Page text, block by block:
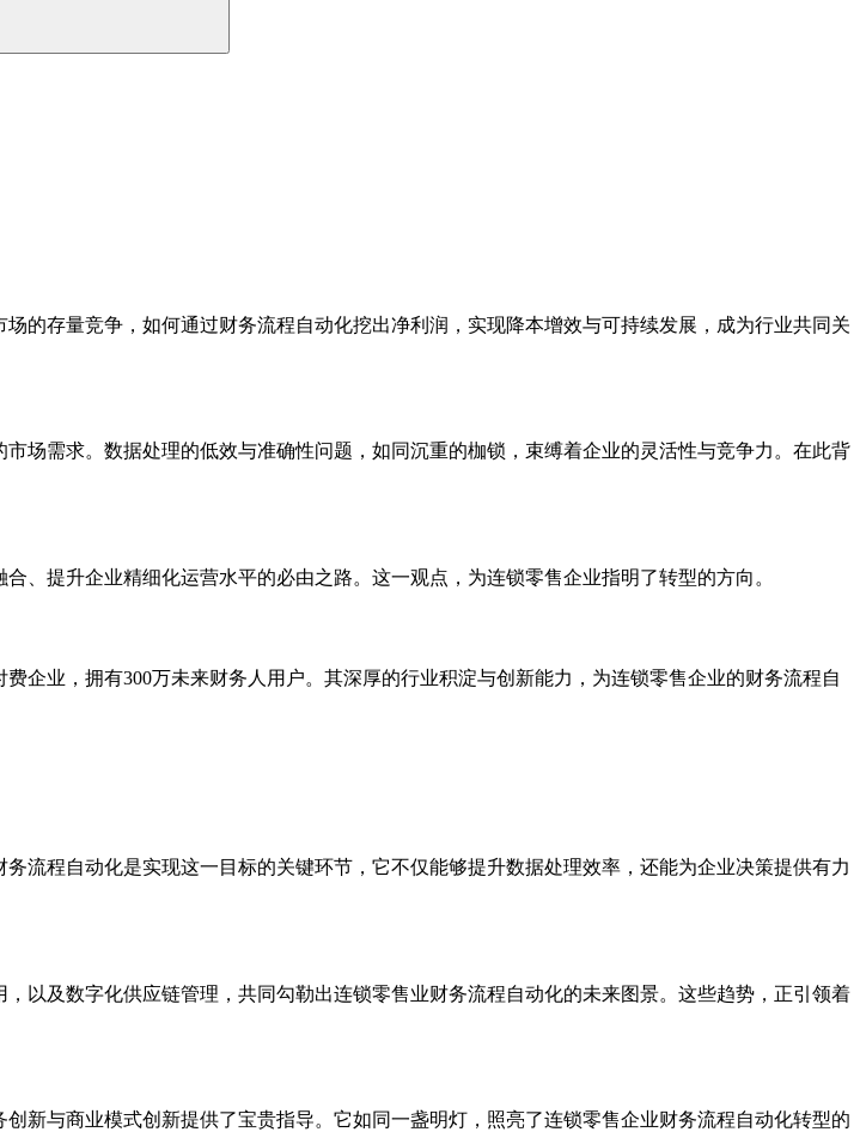
的存量竞争，如何通过财务流程自动化挖出净利润，实现降本增效与可持续发展，成为行业共同关
场需求。数据处理的低效与准确性问题，如同沉重的枷锁，束缚着企业的灵活性与竞争力。在此背
、提升企业精细化运营水平的必由之路。这一观点，为连锁零售企业指明了转型的方向。
企业，拥有300万未来财务人用户。其深厚的行业积淀与创新能力，为连锁零售企业的财务流程自
流程自动化是实现这一目标的关键环节，它不仅能够提升数据处理效率，还能为企业决策提供有力
以及数字化供应链管理，共同勾勒出连锁零售业财务流程自动化的未来图景。这些趋势，正引领着
新与商业模式创新提供了宝贵指导。它如同一盏明灯，照亮了连锁零售企业财务流程自动化转型的